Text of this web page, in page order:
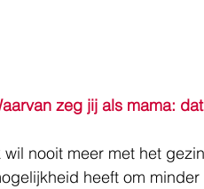
zeg jij als mama:
wil nooit meer met het
heeft om